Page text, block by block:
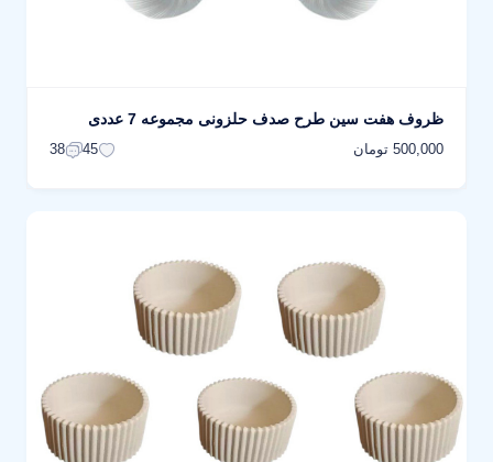
ظروف هفت سین طرح صدف حلزونی مجموعه 7 عددی
500,000 تومان 45
38